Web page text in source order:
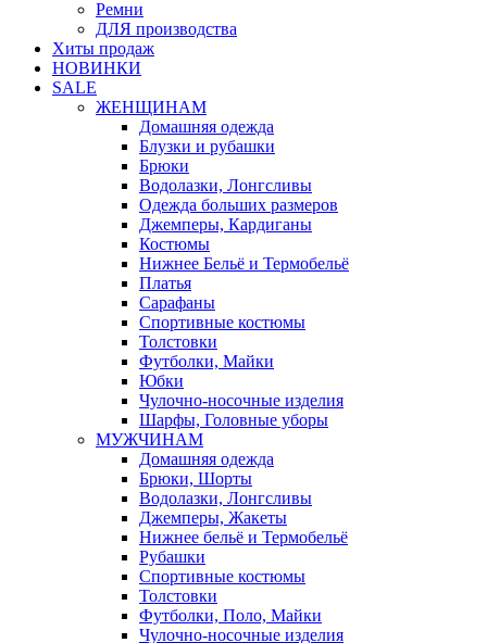
Ремни
ДЛЯ производства
Хиты продаж
НОВИНКИ
SALE
ЖЕНЩИНАМ
Домашняя одежда
Блузки и рубашки
Брюки
Водолазки, Лонгсливы
Одежда больших размеров
Джемперы, Кардиганы
Костюмы
Нижнее Бельё и Термобельё
Платья
Сарафаны
Спортивные костюмы
Толстовки
Футболки, Майки
Юбки
Чулочно-носочные изделия
Шарфы, Головные уборы
МУЖЧИНАМ
Домашняя одежда
Брюки, Шорты
Водолазки, Лонгсливы
Джемперы, Жакеты
Нижнее бельё и Термобельё
Рубашки
Спортивные костюмы
Толстовки
Футболки, Поло, Майки
Чулочно-носочные изделия